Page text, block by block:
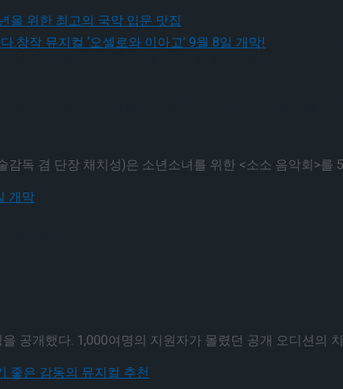
생하다.창작 뮤지컬 ‘오셀로와 이아고’ 9월 8일 개
하다.창작 뮤지컬 ‘오셀로와 이아고’ 9월 8일 개
독 겸 단장 채치성)은 소년소녀를 위한 <소소 음악회>를
7일 개막
공개했다. 1,000여명의 지원자가 몰렸던 공개 오디션의